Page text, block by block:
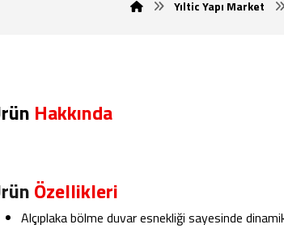
Yıltic Yapı Market
Hakkında
Özellikleri
Alçıplaka bölme duvar esnekliği sayesinde dinamik